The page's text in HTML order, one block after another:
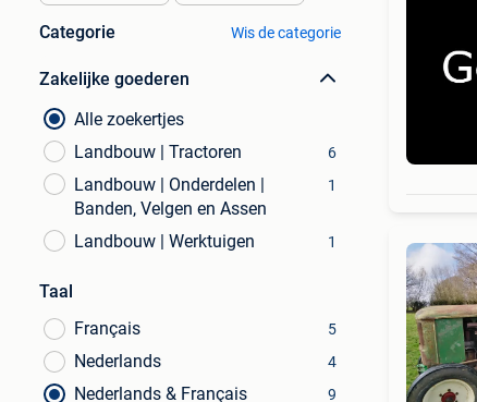
Categorie Wis de categorie
Zakelijke goederen
Alle zoekertjes
Landbouw | Tractoren
6
Landbouw | Onderdelen |
Banden, Velgen en Assen
1
Landbouw | Werktuigen 1
Taal
Français
5
Nederlands 4
Nederlands & Français 9